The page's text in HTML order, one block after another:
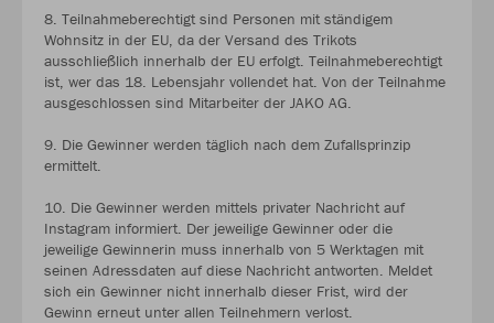
8. Teilnahmeberechtigt sind Personen mit ständigem
Wohnsitz in der EU, da der Versand des Trikots
ausschließlich innerhalb der EU erfolgt. Teilnahmeberechtigt
ist, wer das 18. Lebensjahr vollendet hat. Von der Teilnahme
ausgeschlossen sind Mitarbeiter der JAKO AG.
9. Die Gewinner werden täglich nach dem Zufallsprinzip
ermittelt.
10. Die Gewinner werden mittels privater Nachricht auf
Instagram informiert. Der jeweilige Gewinner oder die
jeweilige Gewinnerin muss innerhalb von 5 Werktagen mit
seinen Adressdaten auf diese Nachricht antworten. Meldet
sich ein Gewinner nicht innerhalb dieser Frist, wird der
Gewinn erneut unter allen Teilnehmern verlost.